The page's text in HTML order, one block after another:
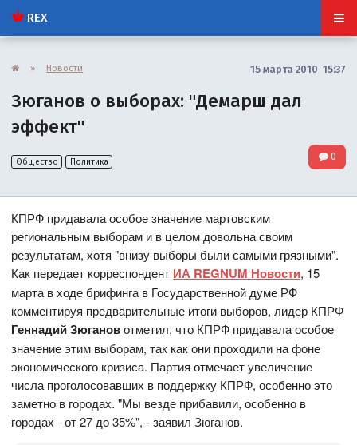
REX
» Новости 15 марта 2010 15:37
Зюганов о выборах: "Демарш дал
эффект"
Общество Политика 0
КПРФ придавала особое значение мартовским
региональным выборам и в целом довольна своим
результатам, хотя "внизу выборы были самыми грязными".
Как передает корреспондент ИА REGNUM Новости, 15
марта в ходе брифинга в Государственной думе РФ
комментируя предварительные итоги выборов, лидер КПРФ
Геннадий Зюгановотметил, что КПРФ придавала особое
значение этим выборам, так как они проходили на фоне
экономического кризиса. Партия отмечает увеличение
числа проголосовавших в поддержку КПРФ, особенно это
заметно в городах. "Мы везде прибавили, особенно в
городах - от 27 до 35%", - заявил Зюганов.